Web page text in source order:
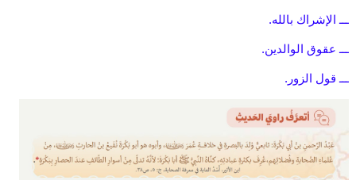
ـــ الإشراك بالله.
ـــ عقوق الوالدين.
ـــ قول الزور.